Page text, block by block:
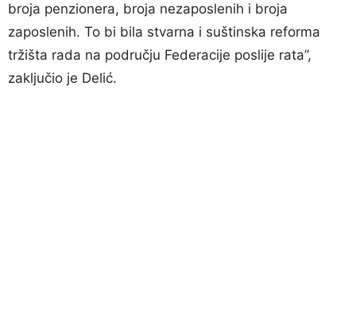
broja penzionera, broja nezaposlenih i broja
zaposlenih. To bi bila stvarna i suštinska reforma
tržišta rada na području Federacije poslije rata”,
zaključio je Delić.